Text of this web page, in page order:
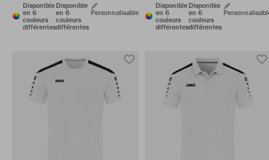
Disponible
en 6
couleurs
différentes
Disponible
en 6
couleurs
différentes
Personnalisable
Disponible
en 6
couleurs
différentes
Disponible
en 6
couleurs
différentes